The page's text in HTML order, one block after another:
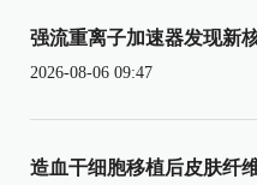
强流重离子加速器发现新
2026-08-06 09:47
造血干细胞移植后皮肤纤